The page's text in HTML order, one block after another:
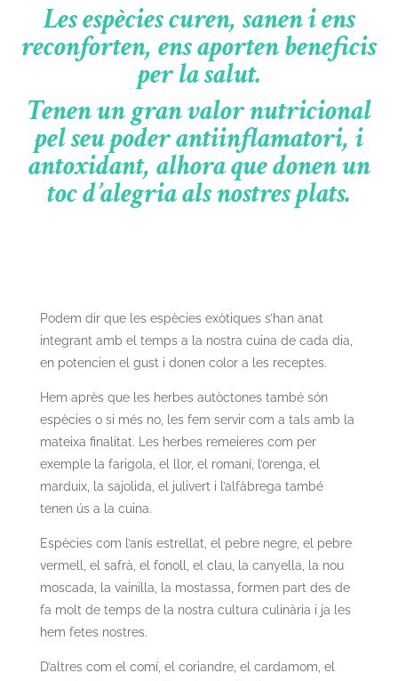
Les espècies curen, sanen i ens
reconforten, ens aporten beneficis
per la salut.
Tenen un gran valor nutricional
pel seu poder antiinflamatori, i
antoxidant, alhora que donen un
toc d’alegria als nostres plats.
Podem dir que les espècies exòtiques s’han anat
integrant amb el temps a la nostra cuina de cada dia,
en potencien el gust i donen color a les receptes.
Hem après que les herbes autòctones també són
espècies o si més no, les fem servir com a tals amb la
mateixa finalitat. Les herbes remeieres com per
exemple la farigola, el llor, el romaní, l’orenga, el
marduix, la sajolida, el julivert i l’alfàbrega també
tenen ús a la cuina.
Espècies com l’anís estrellat, el pebre negre, el pebre
vermell, el safrà, el fonoll, el clau, la canyella, la nou
moscada, la vainilla, la mostassa, formen part des de
fa molt de temps de la nostra cultura culinària i ja les
hem fetes nostres.
D’altres com el comí, el coriandre, el cardamom, el